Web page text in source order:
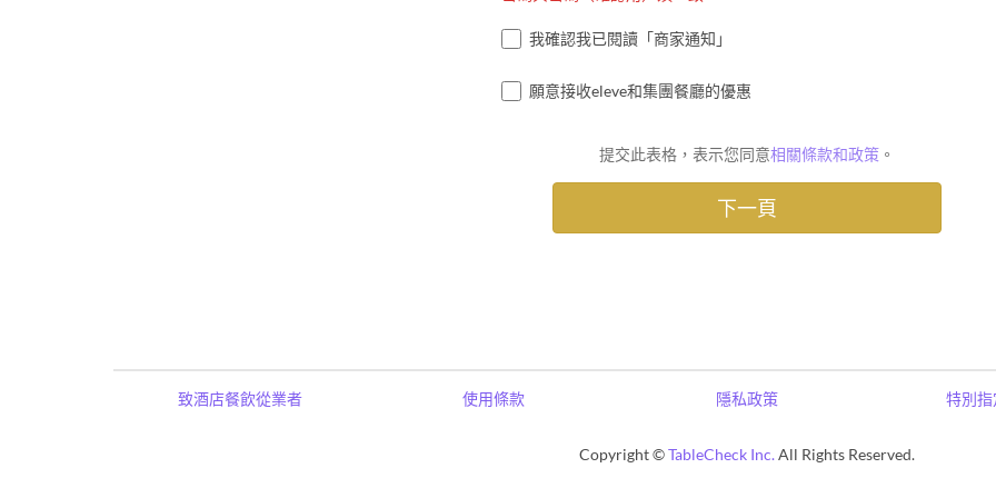
我確認我已閱讀「商家通知」
願意接收eleve和集團餐廳的優惠
提交此表格，表示您同意相關條款和政策。
致酒店餐飲從業者 使用條款 隱私政策 特別
Copyright ©TableCheck Inc.All Rights Reserved.